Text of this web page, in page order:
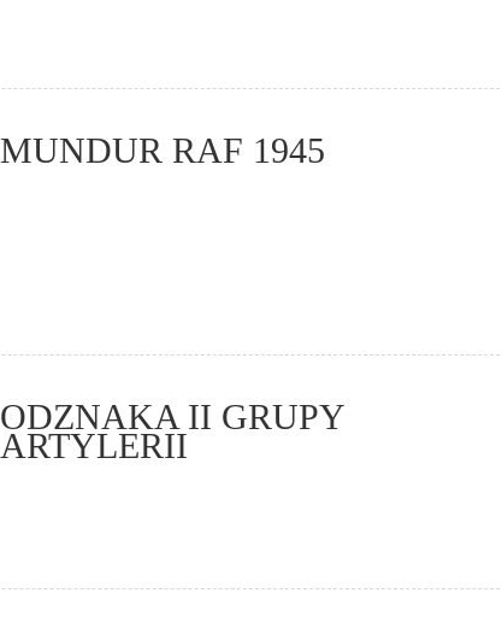
MUNDUR RAF 1945
ODZNAKA II GRUPY
ARTYLERII